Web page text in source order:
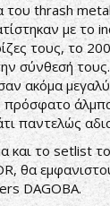
του thrash
με το
τους, το
σύνθεσή
ακόμα
παντελώς
και το setlist
θα
DAGOBA.